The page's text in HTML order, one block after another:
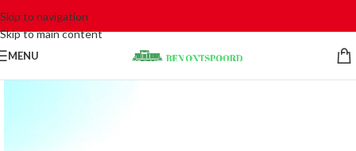
Skip to navigation
Skip to main content
MENU